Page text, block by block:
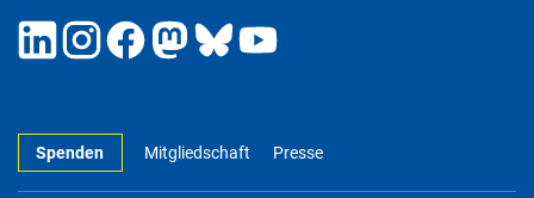
Spenden Mitgliedschaft Presse